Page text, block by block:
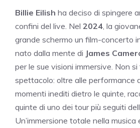
Billie Eilish ha deciso di spingere
confini del live. Nel 2024 , la
grande schermo un film-concerto
nato dalla mente di James
per le sue visioni immersive. Non
spettacolo: oltre alle performance
momenti inediti dietro le quinte,
quinte di uno dei tour più seguiti
Un’immersione totale nella musica